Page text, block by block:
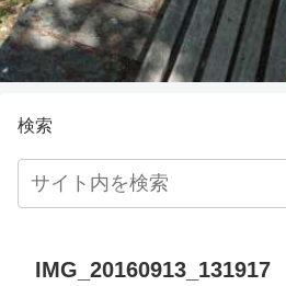
検索
IMG_20160913_131917